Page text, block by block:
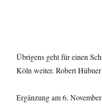
Übrigens geht für einen
Köln weiter. Robert
Ergänzung am 6.